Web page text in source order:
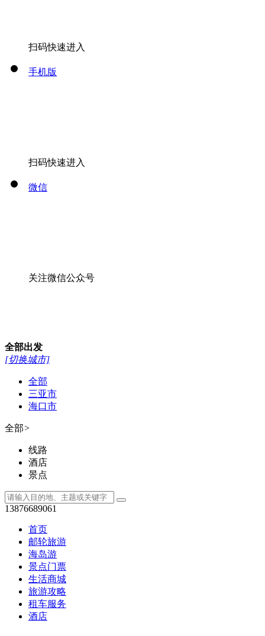
扫码快速进入
手机版
扫码快速进入
微信
关注微信公众号
全部出发
[切换城市]
全部
三亚市
海口市
全部>
线路
酒店
景点
13876689061
首页
邮轮旅游
海岛游
景点门票
生活商城
旅游攻略
租车服务
酒店